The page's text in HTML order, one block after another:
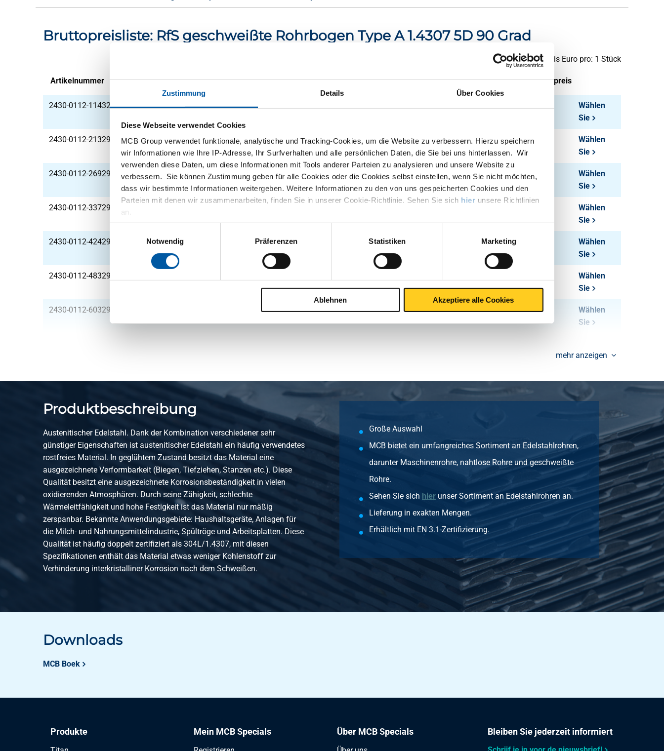
Zustimmung Details Über Cookies
Diese Webseite verwendet Cookies
MCB Group verwendet funktionale, analytische und Tracking-Cookies, um die Website zu verbessern. Hierzu speichern
wir Informationen wie Ihre IP-Adresse, Ihr Surfverhalten und alle persönlichen Daten, die Sie bei uns hinterlassen. Wir
verwenden diese Daten, um diese Informationen mit Tools anderer Parteien zu analysieren und unsere Website zu
verbessern. Sie können Zustimmung geben für alle Cookies oder die Cookies selbst einstellen, wenn Sie nicht möchten,
dass wir bestimmte Informationen weitergeben. Weitere Informationen zu den von uns gespeicherten Cookies und den
Parteien mit denen wir zusammenarbeiten, finden Sie in unserer Cookie-Richtlinie. Sehen Sie sich hier unsere Richtlinien
an.
Notwendig
Präferenzen Statistiken Marketing
Ablehnen Akzeptiere alle Cookies
Bruttopreisliste: RfS geschweißte Rohrbogen Type A 1.4307 5D 90 Grad
Preis Euro pro: 1 Stück
Artikelnummer Beschreibung Stück pro KG Bruttopreis
2430-0112-1143290 RfS Schweiß Rohrbogen Type A 1.4307 5D 90 Grad 114,3x2 R=270
Wählen
Sie
2430-0112-213290 RfS Schweiß Rohrbogen Type A 1.4307 5D 90 Grad 21,3x2 R=43 0,07
Wählen
Sie
2430-0112-269290 RfS Schweiß Rohrbogen Type A 1.4307 5D 90 Grad 26,9x2 R=58 0,11
Wählen
Sie
2430-0112-337290
Wählen
Sie
2430-0112-424290 RfS Schweiß Rohrbogen Type A 1.4307 5D 90 Grad 42,4x2 R=92,5 0,29
Wählen
Sie
2430-0112-483290
Wählen
Sie
2430-0112-603290 RfS Schweiß Rohrbogen Type A 1.4307 5D 90 Grad 60,3x2 R=137,5 0,61
Wählen
Sie
Sie
Sie
mehr anzeigen
Produktbeschreibung
Austenitischer Edelstahl. Dank der Kombination verschiedener sehr
günstiger Eigenschaften ist austenitischer Edelstahl ein häufig verwendetes
rostfreies Material. In geglühtem Zustand besitzt das Material eine
ausgezeichnete Verformbarkeit (Biegen, Tiefziehen, Stanzen etc.). Diese
Qualität besitzt eine ausgezeichnete Korrosionsbeständigkeit in vielen
oxidierenden Atmosphären. Durch seine Zähigkeit, schlechte
Wärmeleitfähigkeit und hohe Festigkeit ist das Material nur mäßig
zerspanbar. Bekannte Anwendungsgebiete: Haushaltsgeräte, Anlagen für
die Milch- und Nahrungsmittelindustrie, Spültröge und Arbeitsplatten. Diese
Qualität ist häufig doppelt zertifiziert als 304L/1.4307, mit diesen
Spezifikationen enthält das Material etwas weniger Kohlenstoff zur
Verhinderung interkristalliner Korrosion nach dem Schweißen.
Große Auswahl
MCB bietet ein umfangreiches Sortiment an Edelstahlrohren,
darunter Maschinenrohre, nahtlose Rohre und geschweißte
Rohre.
Sehen Sie sich hier unser Sortiment an Edelstahlrohren an.
Lieferung in exakten Mengen.
Erhältlich mit EN 3.1-Zertifizierung.
Downloads
MCB Boek
Produkte Mein MCB Specials Über MCB Specials Bleiben Sie jederzeit informiert